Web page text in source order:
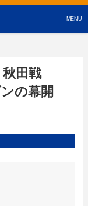
MENU
秋田戦
の幕開